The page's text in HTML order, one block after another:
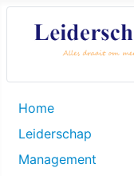
Home
Leiderschap
Management